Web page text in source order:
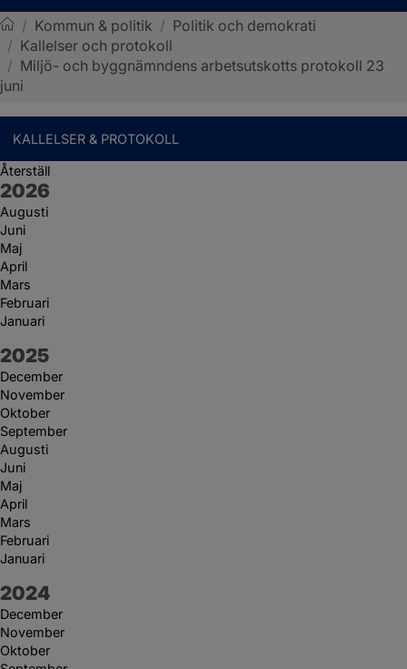
Sotenäs kommun
/ Kommun & politik / Politik och demokrati
/ Kallelser och protokoll
/ Miljö- och byggnämndens arbetsutskotts protokoll 23
juni
KALLELSER & PROTOKOLL
Återställ
År:
2026
Augusti
Juni
Maj
April
Mars
Februari
Januari
År:
2025
December
November
Oktober
September
Augusti
Juni
Maj
April
Mars
Februari
Januari
År:
2024
December
November
Oktober